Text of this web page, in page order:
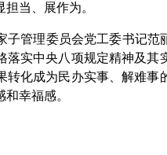
当、展作为。
理委员会党工委书记范
落实中央八项规定精神及
转化成为民办实事、解难
幸福感。